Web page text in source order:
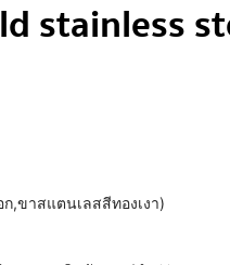
stainless
,ขาสแตนเลสสีทองเงา)